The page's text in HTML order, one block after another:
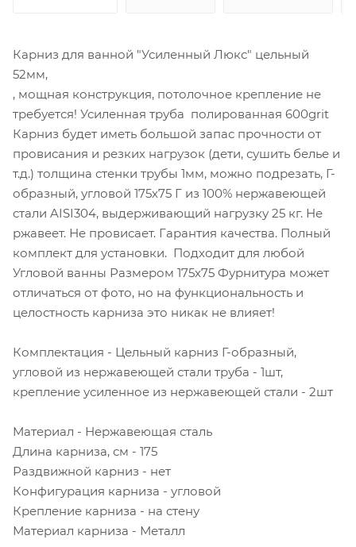
Карниз для ванной "Усиленный Люкс" цельный
52мм,
, мощная конструкция, потолочное крепление не
требуется! Усиленная труба полированная 600grit
Карниз будет иметь большой запас прочности от
провисания и резких нагрузок (дети, сушить белье и
т.д.) толщина стенки трубы 1мм, можно подрезать, Г-
образный, угловой 175x75 Г из 100% нержавеющей
стали AISI304, выдерживающий нагрузку 25 кг. Не
ржавеет. Не провисает. Гарантия качества. Полный
комплект для установки. Подходит для любой
Угловой ванны Размером 175x75 Фурнитура может
отличаться от фото, но на функциональность и
целостность карниза это никак не влияет!
Комплектация - Цельный карниз Г-образный,
угловой из нержавеющей стали труба - 1шт,
крепление усиленное из нержавеющей стали - 2шт
Материал - Нержавеющая сталь
Длина карниза, см - 175
Раздвижной карниз - нет
Конфигурация карниза - угловой
Крепление карниза - на стену
Материал карниза - Металл